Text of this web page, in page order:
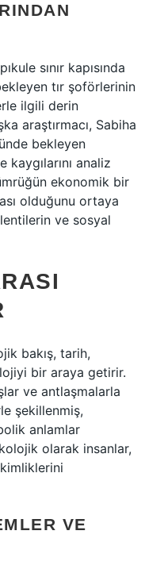
sınır kapısında
tır şoförlerinin
ilgili derin
araştırmacı, Sabiha
bekleyen
analiz
ekonomik bir
olduğunu ortaya
ve sosyal
bakış, tarih,
bir araya getirir.
ve antlaşmalarla
şekillenmiş,
anlamlar
olarak insanlar,
kimliklerini
VE